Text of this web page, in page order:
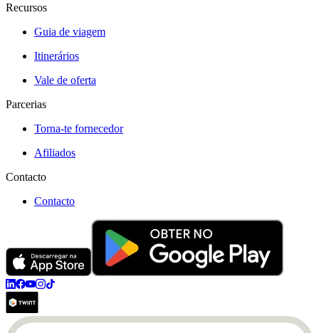
Recursos
Guia de viagem
Itinerários
Vale de oferta
Parcerias
Torna-te fornecedor
Afiliados
Contacto
Contacto